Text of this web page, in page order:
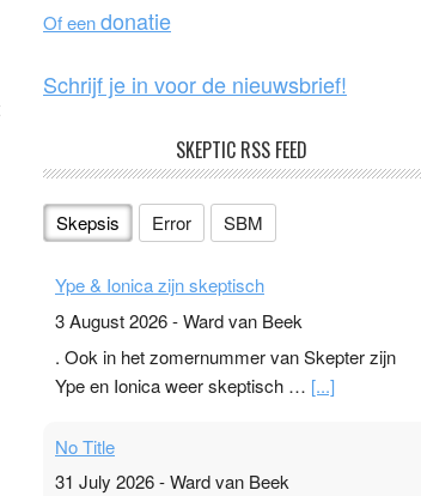
k
Of eendonatie
Schrijf je in voor de nieuwsbrief!
SKEPTIC RSS FEED
Skepsis Error SBM
Ype & Ionica zijn skeptisch
3 August 2026-Ward van Beek
. Ook in het zomernummer van Skepter zijn
Ype en Ionica weer skeptisch … [...]
No Title
31 July 2026-Ward van Beek